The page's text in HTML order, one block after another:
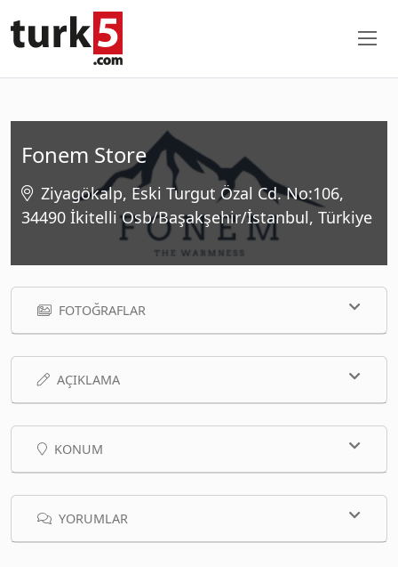
Fonem Store
Ziyagökalp, Eski Turgut Özal Cd. No:106,
34490 İkitelli Osb/Başakşehir/İstanbul, Türkiye
FOTOĞRAFLAR
AÇIKLAMA
KONUM
YORUMLAR